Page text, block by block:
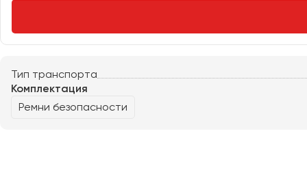
Тип транспорта
Комплектация
Ремни безопасности